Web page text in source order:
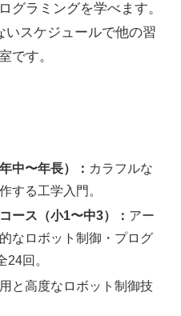
グラミングを学べます。
いスケジュールで他の習
です。
中〜年長）： カラフルな
する工学入門。
ース（小1〜中3）： アー
なロボット制御・プログ
24回。
と高度なロボット制御技